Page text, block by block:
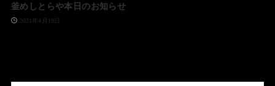
釜めしとらや本日のお知らせ
2021年4月19日